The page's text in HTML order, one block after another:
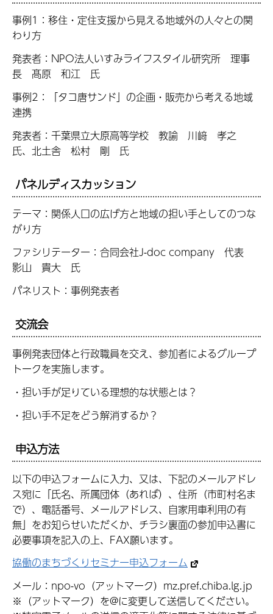
事例1：移住・定住支援から見える地域外の人々との関
わり方
発表者：NPO法人いすみライフスタイル研究所 理事
長 髙原 和江 氏
事例2：「タコ唐サンド」の企画・販売から考える地域
連携
発表者： 千葉県立大原高等学校 教諭 川﨑 孝之
氏、北土舎 松村 剛 氏
パネルディスカッション
テーマ：関係人口の広げ方と地域の担い手としてのつな
がり方
ファシリテーター： 合同会社J-doc company 代表
影山 貴大 氏
パネリスト：事例発表者
交流会
事例発表団体と行政職員を交え、参加者によるグループ
トークを実施します。
・ 担い手が足りている理想的な状態とは？
・担い手不足をどう解消するか？
申込方法
以下の申込フォームに入力、又は、下記のメールアドレ
ス宛に「氏名、所属団体（あれば）、住所（市町村名ま
で）、電話番号、メールアドレス、自家用車利用の有
無」をお知らせいただくか、チラシ裏面の参加申込書に
必要事項を記入の上、FAX願います。
協働のまちづくりセミナー申込フォーム
メール：npo-vo（アットマーク）mz.pref.chiba.lg.jp
※（アットマーク）を@に変更して送信してください。